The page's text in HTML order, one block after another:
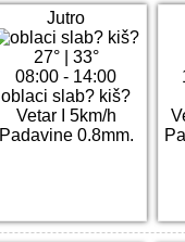
Jutro
27°| 33°
08:00 - 14:00
oblaci slab? kiš?
Vetar I 5km/h
Padavine 0.8mm.